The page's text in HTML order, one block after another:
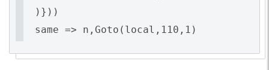
)}))
same => n,Goto(local,110,1)